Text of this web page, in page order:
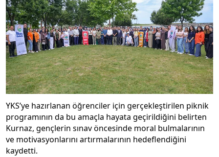
YKS’ye hazırlanan öğrenciler için gerçekleştirilen piknik
programının da bu amaçla hayata geçirildiğini belirten
Kurnaz, gençlerin sınav öncesinde moral bulmalarının
ve motivasyonlarını artırmalarının hedeflendiğini
kaydetti.